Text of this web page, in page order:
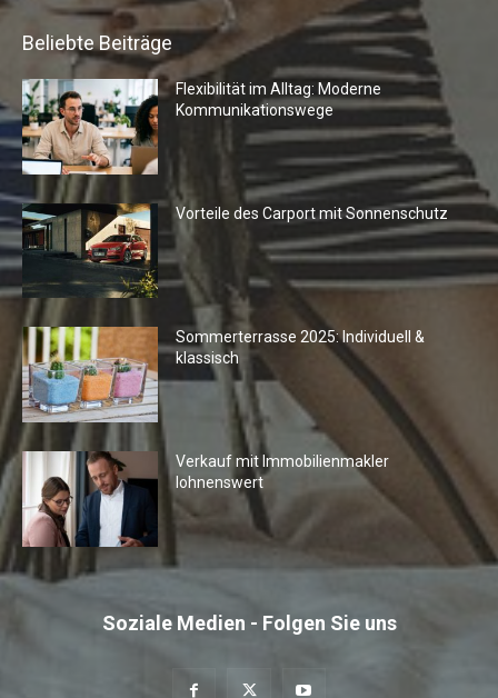
Beliebte Beiträge
Flexibilität im Alltag: Moderne
Kommunikationswege
Vorteile des Carport mit Sonnenschutz
Sommerterrasse 2025: Individuell &
klassisch
Verkauf mit Immobilienmakler
lohnenswert
Soziale Medien - Folgen Sie uns